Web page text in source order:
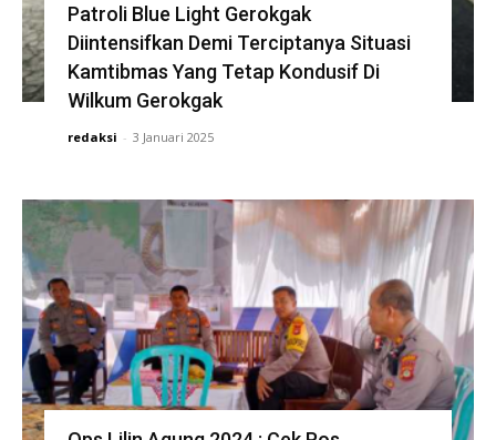
Patroli Blue Light Gerokgak
Diintensifkan Demi Terciptanya Situasi
Kamtibmas Yang Tetap Kondusif Di
Wilkum Gerokgak
redaksi - 3 Januari 2025